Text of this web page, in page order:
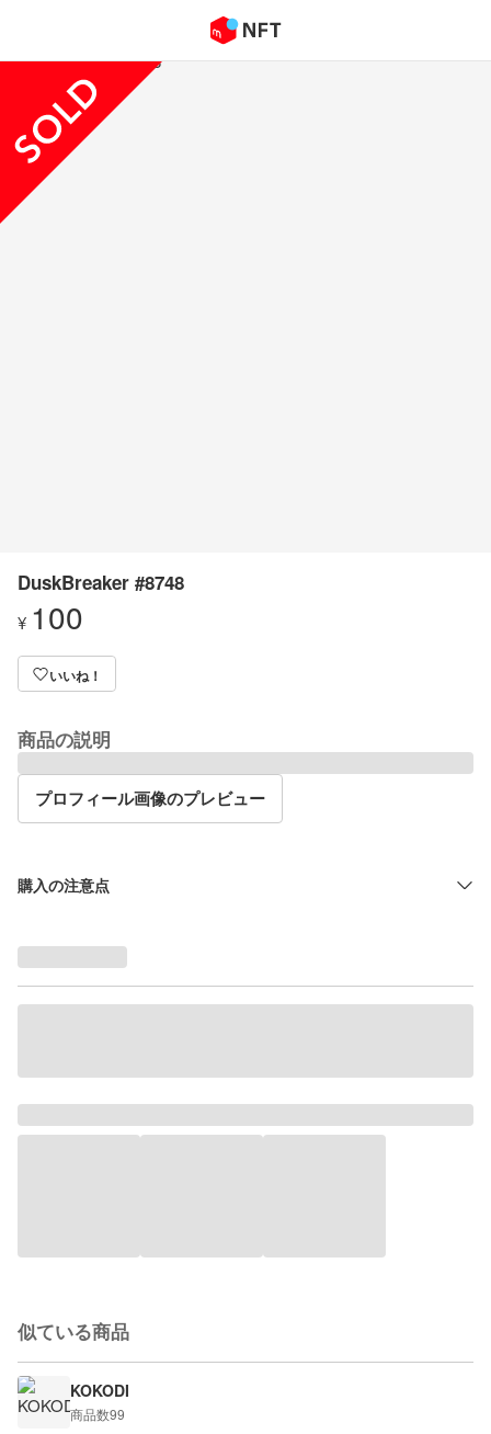
DuskBreaker #8748
¥ 100
いいね！
商品の説明
プロフィール画像のプレビュー
購入の注意点
似ている商品
KOKODI
商品数99